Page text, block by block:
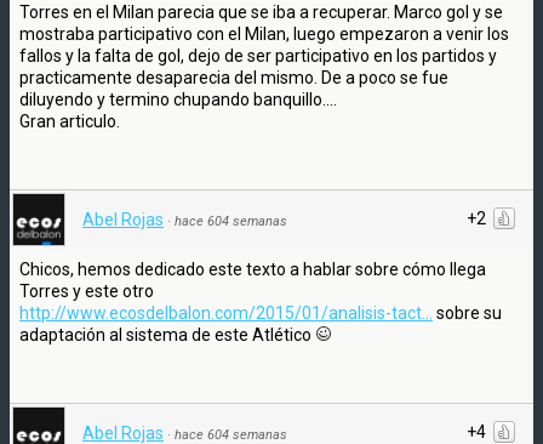
Torres en el Milan parecia que se iba a recuperar. Marco gol y se
mostraba participativo con el Milan, luego empezaron a venir los
fallos y la falta de gol, dejo de ser participativo en los partidos y
practicamente desaparecia del mismo. De a poco se fue
diluyendo y termino chupando banquillo....
Gran articulo.
+2
Abel Rojas · hace 604 semanas
Chicos, hemos dedicado este texto a hablar sobre cómo llega
Torres y este otro
http://www.ecosdelbalon.com/2015/01/analisis-tact...
sobre su
adaptación al sistema de este Atlético
+4
Abel Rojas · hace 604 semanas